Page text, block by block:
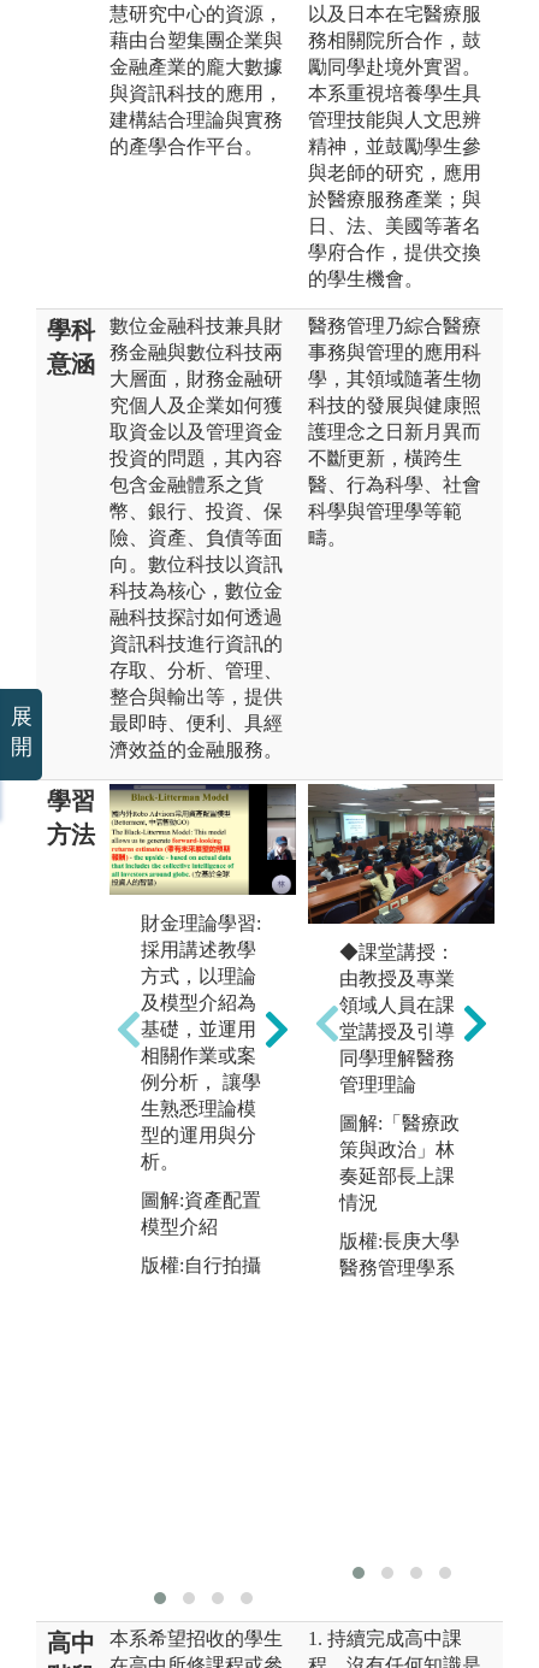
慧研究中心的資源，
藉由台塑集團企業與
金融產業的龐大數據
與資訊科技的應用，
建構結合理論與實務
的產學合作平台。
以及日本在宅醫療服
務相關院所合作，鼓
勵同學赴境外實習。
本系重視培養學生具
管理技能與人文思辨
精神，並鼓勵學生參
與老師的研究，應用
於醫療服務產業；與
日、法、美國等著名
學府合作，提供交換
的學生機會。
學科
意涵
數位金融科技兼具財
務金融與數位科技兩
大層面，財務金融研
究個人及企業如何獲
取資金以及管理資金
投資的問題，其內容
包含金融體系之貨
幣、銀行、投資、保
險、資產、負債等面
向。數位科技以資訊
科技為核心，數位金
融科技探討如何透過
資訊科技進行資訊的
存取、分析、管理、
整合與輸出等，提供
最即時、便利、具經
濟效益的金融服務。
醫務管理乃綜合醫療
事務與管理的應用科
學，其領域隨著生物
科技的發展與健康照
護理念之日新月異而
不斷更新，橫跨生
醫、行為科學、社會
科學與管理學等範
疇。
學習
方法
財金理論學習:
採用講述教學
方式，以理論
及模型介紹為
基礎，並運用
相關作業或案
例分析， 讓學
生熟悉理論模
型的運用與分
析。
圖解:資產配置
模型介紹
版權:自行拍攝
未上傳圖片
財金應用課程:
量方法及程式
語言，分析財
金或經濟歷史
資料，包含資
料庫下載、資
料擷取與實證
◆課堂講授：
由教授及專業
領域人員在課
堂講授及引導
同學理解醫務
管理理論
圖解:「醫療政
策與政治」林
奏延部長上課
情況
版權:長庚大學
醫務管理學系
高中
本系希望招收的學生
1. 持續完成高中課
展
開